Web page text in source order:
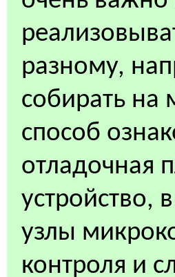
разному,
собирать
способ
отладочная
устройство,
узлы
контроля и